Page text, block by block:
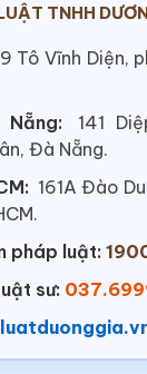
TNHH
Tô Vĩnh Diện,
141
Đà Nẵng.
161A Đào
pháp luật:
sư: